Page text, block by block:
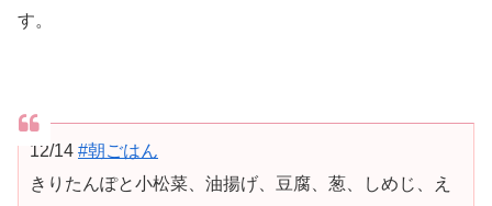
す。
12/14 #朝ごはん
きりたんぽと小松菜、油揚げ、豆腐、葱、しめじ、え